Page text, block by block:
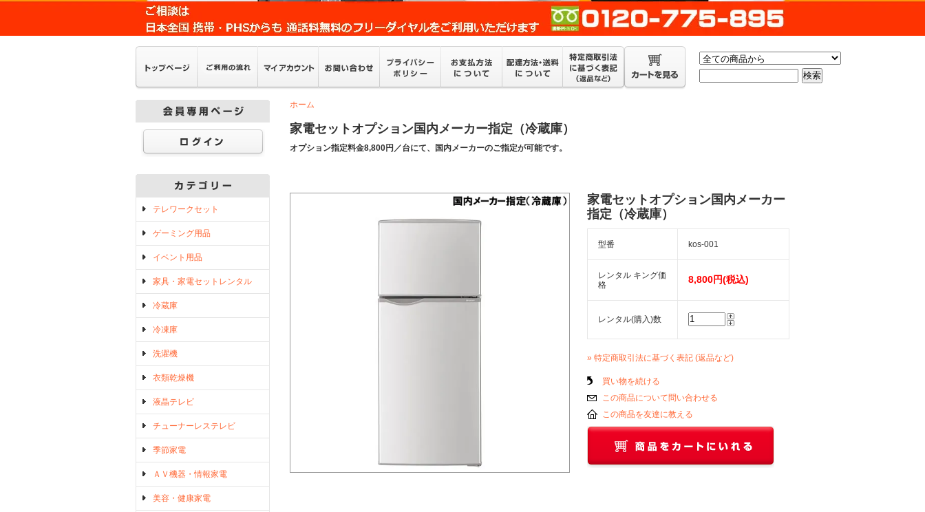
テレワークセット
ゲーミング用品
イベント用品
家具・家電セットレンタル
冷蔵庫
冷凍庫
洗濯機
衣類乾燥機
液晶テレビ
チューナーレステレビ
季節家電
ＡＶ機器・情報家電
美容・健康家電
ホーム
家電セットオプション国内メーカー指定（冷蔵庫）
オプション指定料金8,800円／台にて、国内メーカーのご指定が可能です。
家電セットオプション国内メーカー
指定（冷蔵庫）
型番 kos-001
レンタル キング価
格
8,800円(税込)
レンタル(購入)数
» 特定商取引法に基づく表記 (返品など)
買い物を続ける
この商品について問い合わせる
この商品を友達に教える